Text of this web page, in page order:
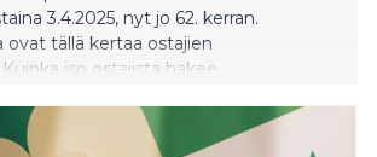
3.4.2025, nyt jo 62. kerran.
ovat tällä kertaa ostajien
iso ostajista hakee
remonttiin – muutetaanko vaikka
tarvittaessa? Barometri nostaa esiin